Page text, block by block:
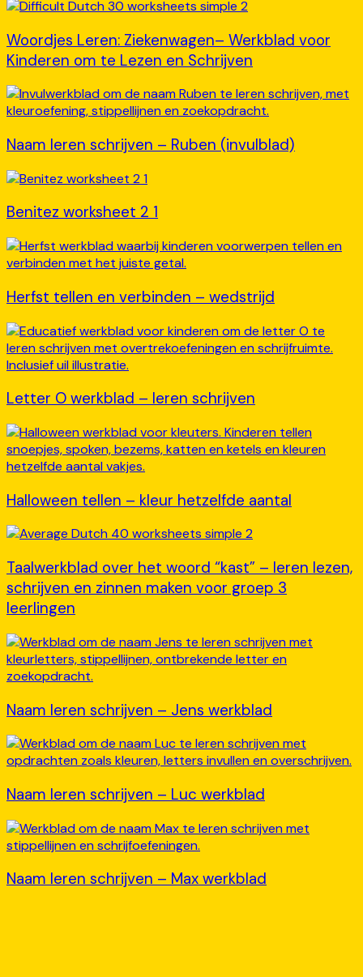
Woordjes Leren: Ziekenwagen– Werkblad voor
Kinderen om te Lezen en Schrijven
Naam leren schrijven – Ruben (invulblad)
Benitez worksheet 2 1
Herfst tellen en verbinden – wedstrijd
Letter O werkblad – leren schrijven
Halloween tellen – kleur hetzelfde aantal
Taalwerkblad over het woord “kast” – leren lezen,
schrijven en zinnen maken voor groep 3
leerlingen
Naam leren schrijven – Jens werkblad
Naam leren schrijven – Luc werkblad
Naam leren schrijven – Max werkblad